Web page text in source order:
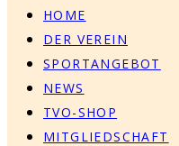
HOME
DER VEREIN
SPORTANGEBOT
NEWS
TVO-SHOP
MITGLIEDSCHAFT